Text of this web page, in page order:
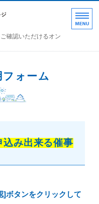
東京都 板橋区 中丸町
確認いただけるオン
ォーム
み出来る催事
]ボタンをクリックして